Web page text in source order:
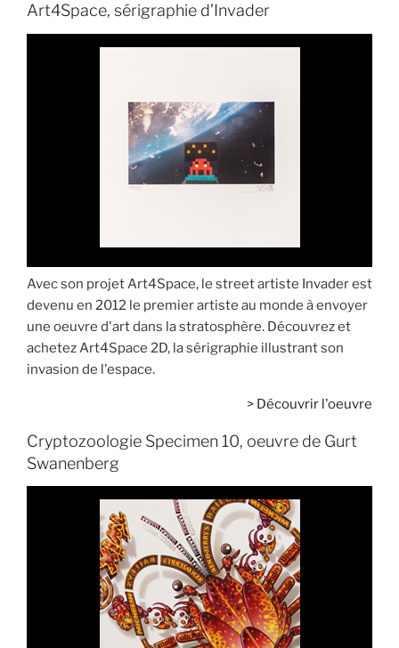
Art4Space, sérigraphie d’Invader
Avec son projet Art4Space, le street artiste Invader est
devenu en 2012 le premier artiste au monde à envoyer
une oeuvre d'art dans la stratosphère. Découvrez et
achetez Art4Space 2D, la sérigraphie illustrant son
invasion de l'espace.
> Découvrir l'oeuvre
Cryptozoologie Specimen 10, oeuvre de Gurt
Swanenberg